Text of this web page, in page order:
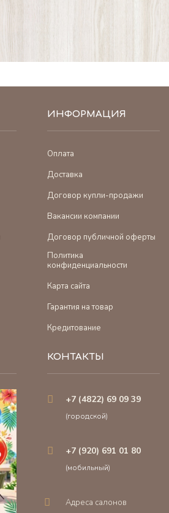
ИНФОРМАЦИЯ
Оплата
Доставка
Договор купли-продажи
Вакансии компании
Договор публичной оферты
Политика
конфиденциальности
Карта сайта
Гарантия на товар
Кредитование
КОНТАКТЫ
+7 (4822) 69 09 39
(городской)
+7 (920) 691 01 80
(мобильный)
Адреса салонов